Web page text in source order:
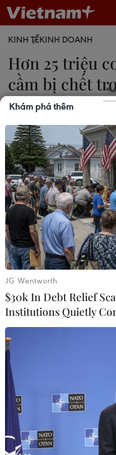
KINH TẾKINH DOANH
Hơn 25 triệu
cầm bị chết
3
Ngọc Trần
19/09/2024 13:02
Để giải quyết nguồn
cuối năm, Bộ NN&PTNT
nghiệp, hiệp hội ngành
người dân con giống,
hồi sản xuất.
Công đoàn cơ sở hỗ trợ người
lũ do ảnh hưởng bão số 3 tại
TTXVN
Khám phá thêm
JG Wentworth
$30k In Debt Relief
Institutions Quietly